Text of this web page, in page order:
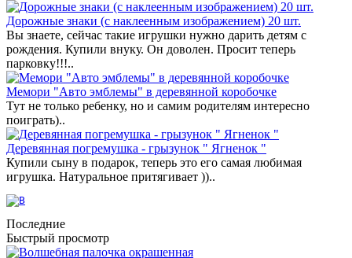
Дорожные знаки (с наклеенным изображением) 20 шт.
Вы знаете, сейчас такие игрушки нужно дарить детям с
рождения. Купили внуку. Он доволен. Просит теперь
парковку!!!..
Мемори "Авто эмблемы" в деревянной коробочке
Тут не только ребенку, но и самим родителям интересно
поиграть)..
Деревянная погремушка - грызунок " Ягненок "
Купили сыну в подарок, теперь это его самая любимая
игрушка. Натуральное притягивает ))..
Последние
Быстрый просмотр